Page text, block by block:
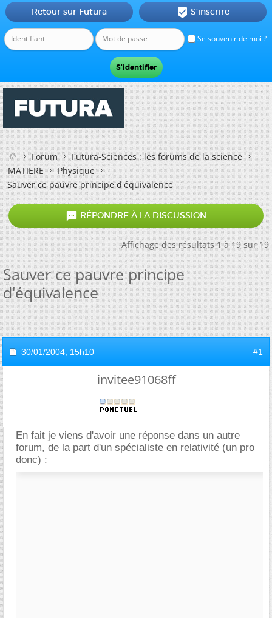
Se souvenir de moi ?
Retour sur Futura  S'inscrire
Forum
Futura-Sciences : les forums de la science
MATIERE
Physique
Sauver ce pauvre principe d'équivalence
 RÉPONDRE À LA DISCUSSION
Affichage des résultats 1 à 19 sur 19
Sauver ce pauvre principe
d'équivalence
30/01/2004, 15h10 #1
invitee91068ff
En fait je viens d'avoir une réponse dans un autre
forum, de la part d'un spécialiste en relativité (un pro
donc) :